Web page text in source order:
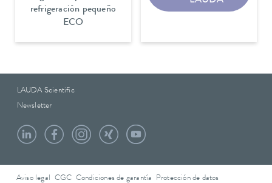
refrigeración pequeño
ECO
LAUDA Scientific
Newsletter
Aviso legal CGC Condiciones de garantía
Protección de datos